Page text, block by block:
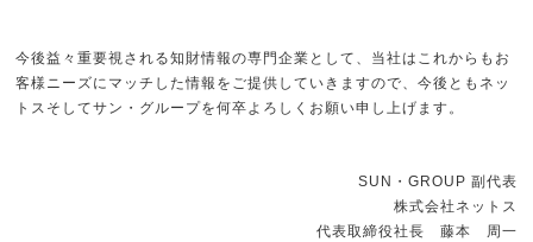
今後益々重要視される知財情報の専門企業として、当社はこれからもお
客様ニーズにマッチした情報をご提供していきますので、今後ともネッ
トスそしてサン・グループを何卒よろしくお願い申し上げます。
SUN・GROUP 副代表
株式会社ネットス
代表取締役社長 藤本 周一